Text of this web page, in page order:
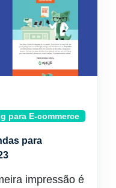
para E-commerce
para
impressão é